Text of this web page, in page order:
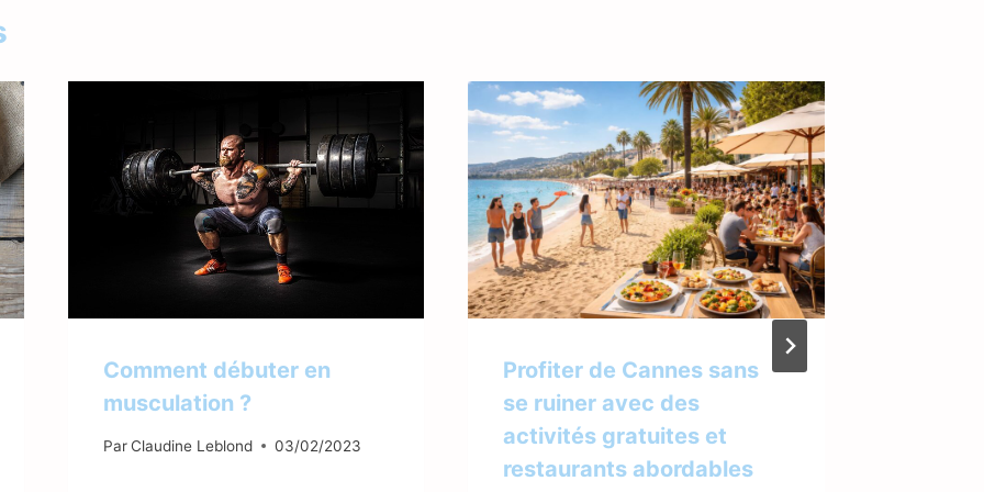
Comment débuter en
musculation ?
Par Claudine Leblond 03/02/2023
Profiter de Cannes sans
se ruiner avec des
activités gratuites et
restaurants abordables